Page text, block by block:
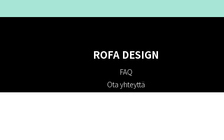
ROFA DESIGN
FAQ
Ota yhteyttä